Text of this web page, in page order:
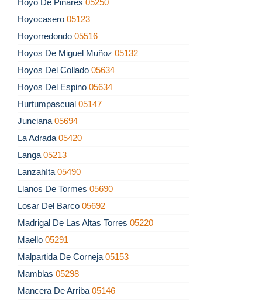
Hoyo De Pinares 05250
Hoyocasero 05123
Hoyorredondo 05516
Hoyos De Miguel Muñoz 05132
Hoyos Del Collado 05634
Hoyos Del Espino 05634
Hurtumpascual 05147
Junciana 05694
La Adrada 05420
Langa 05213
Lanzahíta 05490
Llanos De Tormes 05690
Losar Del Barco 05692
Madrigal De Las Altas Torres 05220
Maello 05291
Malpartida De Corneja 05153
Mamblas 05298
Mancera De Arriba 05146